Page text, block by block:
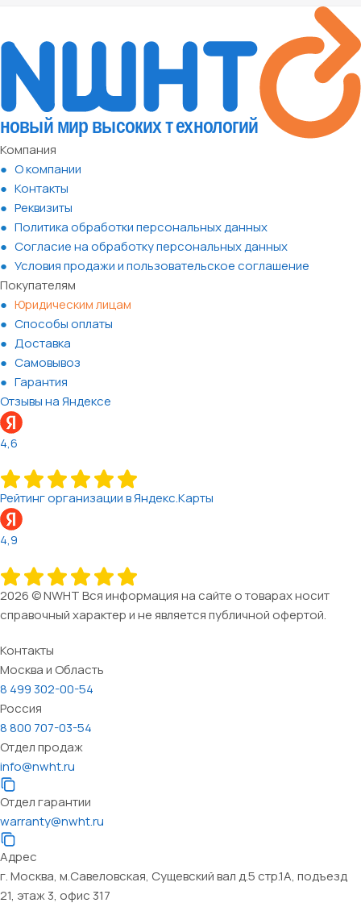
Компания
О компании
Контакты
Реквизиты
Политика обработки персональных данных
Согласие на обработку персональных данных
Условия продажи и пользовательское соглашение
Покупателям
Юридическим лицам
Способы оплаты
Доставка
Самовывоз
Гарантия
Отзывы на Яндексе
4,6
Рейтинг организации в Яндекс.Карты
4,9
2026 © NWHT Вся информация на сайте о товарах носит
справочный характер и не является публичной офертой.
Контакты
Москва и Область
8 499 302-00-54
Россия
8 800 707-03-54
Отдел продаж
info@nwht.ru
Отдел гарантии
warranty@nwht.ru
Адрес
г. Москва, м.Савеловская, Сущевский вал д.5 стр.1А, подъезд
21, этаж 3, офис 317